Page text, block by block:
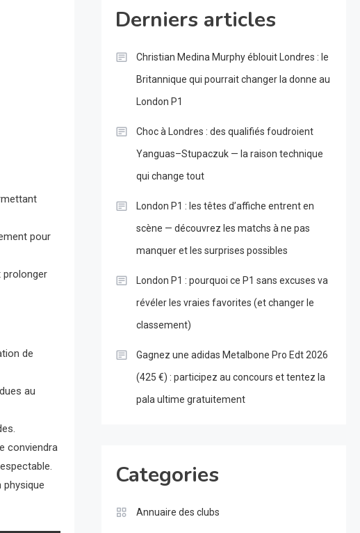
pour
prolonger
de
au
conviendra
Derniers articles
Christian Medina Murphy éblouit Londres : le
Britannique qui pourrait changer la donne au
London P1
Choc à Londres : des qualifiés foudroient
Yanguas–Stupaczuk — la raison technique
qui change tout
London P1 : les têtes d’affiche entrent en
scène — découvrez les matchs à ne pas
manquer et les surprises possibles
London P1 : pourquoi ce P1 sans excuses va
révéler les vraies favorites (et changer le
classement)
Gagnez une adidas Metalbone Pro Edt 2026
(425 €) : participez au concours et tentez la
pala ultime gratuitement
Categories
Annuaire des clubs